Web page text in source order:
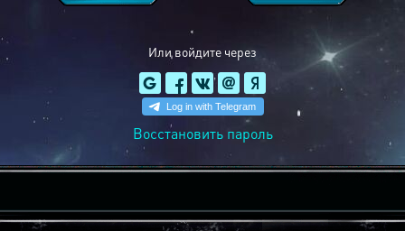
Или войдите через
Восстановить пароль